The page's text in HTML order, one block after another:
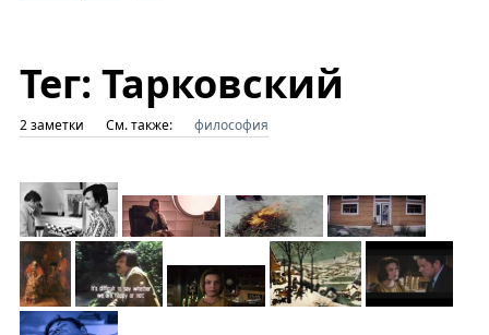
Тег: Тарковский
2 заметки См. также: философия